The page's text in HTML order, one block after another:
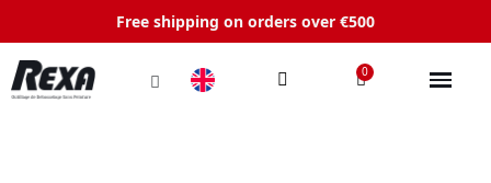
Free shipping on orders over €500